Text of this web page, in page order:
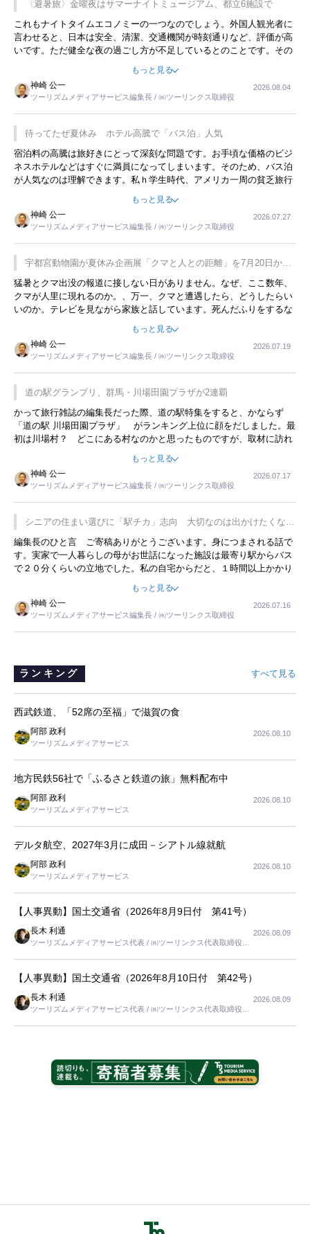
〈避暑旅〉金曜夜はサマーナイトミュージアム、都立6施設で
これもナイトタイムエコノミーの一つなのでしょう。外国人観光者に
言わせると、日本は安全、清潔、交通機関が時刻通りなど、評価が高
いです。ただ健全な夜の過ごし方が不足しているとのことです。その
限らず外国人にとっても楽しみが増えるでしょうね。
もっと見る
神崎 公一
ツーリズムメディアサービス編集長 / ㈱ツーリンクス取締役
2026.08.04
待ってたぜ夏休み ホテル高騰で「バス泊」人気
宿泊料の高騰は旅好きにとって深刻な問題です。お手頃な価格のビジ
ネスホテルなどはすぐに満員になってしまいます。そのため、バス泊
が人気なのは理解できます。私ｈ学生時代、アメリカ一周の貧乏旅行
用してホテル代を浮かせていました。ただし、若いからできたことで
す。若い人が夜行バスで京都に行った、青森に行ったと聞くと、疲れ
が残らないのかなと思ってしまいます。
もっと見る
神崎 公一
ツーリズムメディアサービス編集長 / ㈱ツーリンクス取締役
2026.07.27
宇都宮動物園が夏休み企画展「クマと人との距離」を7月20日から
開催
猛暑とクマ出没の報道に接しない日がありません。なぜ、ここ数年、
クマが人里に現れるのか。、万一、クマと遭遇したら、どうしたらい
いのか。テレビを見ながら家族と話しています。死んだふりをするな
もっと見る
神崎 公一
ツーリズムメディアサービス編集長 / ㈱ツーリンクス取締役
2026.07.19
道の駅グランプリ、群馬・川場田園プラザが2連覇
かって旅行雑誌の編集長だった際、道の駅特集をすると、かならず
「道の駅 川場田園プラザ」 がランキング上位に顔をだしました。最
初は川場村？ どこにある村なのかと思ったものですが、取材に訪れ
した。プレゼンも巧みで、今でも思い出すことが２つあります。一つ
は、従業員に東京ディズニーランドを見学させ、サービス業、接客業
の何かを理解してもらっていることです。 もう一つは1800円もする
プレミアムヨーグルトを販売するにあたり、社内に懸念もあったそう
です。永井社長は、駐車場に都内ナンバーの高級外車が停まっている
ことに目をつけ、高級商品でも売れると確信したそうです。今回の記
事を懐かしく読みました。
もっと見る
神崎 公一
ツーリズムメディアサービス編集長 / ㈱ツーリンクス取締役
2026.07.17
シニアの住まい選びに「駅チカ」志向 大切なのは出かけたくなる
暮らし
編集長のひと言 ご寄稿ありがとうございます。身につまされる話で
す。実家で一人暮らしの母がお世話になった施設は最寄り駅からバス
で２０分くらいの立地でした。私の自宅からだと、１時間以上かかり
すが、私と妹にとっては、半日仕事ででした。シニアの住まい選び
は、当人だけではなく、世話をする家族の足の便も考えない外池ない
と思いました。
もっと見る
神崎 公一
ツーリズムメディアサービス編集長 / ㈱ツーリンクス取締役
2026.07.16
ランキング すべて見る
西武鉄道、「52席の至福」で滋賀の食
阿部 政利
ツーリズムメディアサービス
2026.08.10
地方民鉄56社で「ふるさと鉄道の旅」無料配布中
阿部 政利
ツーリズムメディアサービス
2026.08.10
デルタ航空、2027年3月に成田－シアトル線就航
阿部 政利
ツーリズムメディアサービス
2026.08.10
【人事異動】国土交通省（2026年8月9日付 第41号）
長木 利通
ツーリズムメディアサービス代表 / ㈱ツーリンクス代表取締役社
2026.08.09
【人事異動】国土交通省（2026年8月10日付 第42号）
長木 利通
ツーリズムメディアサービス代表 / ㈱ツーリンクス代表取締役社
2026.08.09